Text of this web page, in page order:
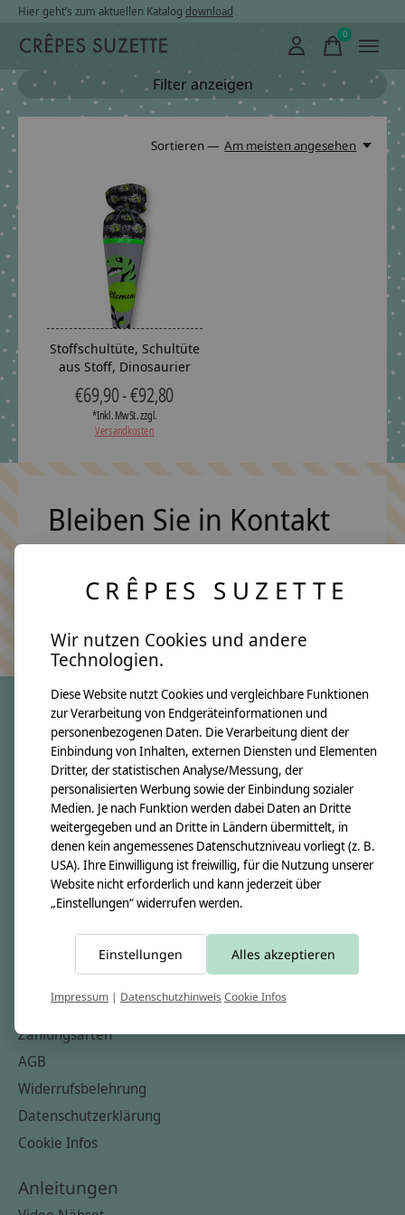
Hier geht’s zum aktuellen Katalog download
0items
Filter anzeigen
Sortieren — Am meisten angesehen
Stoffschultüte, Schultüte
aus Stoff, Dinosaurier
€69,90 - €92,80
*Inkl. MwSt. zzgl.
Versandkosten
Bleiben Sie in Kontakt
crêpes suzette
Über uns
Unsere Creppies
Nähkästchen
Unsere Stoffe
Impressum
Versandkosten & Rücksendungen
Zahlungsarten
AGB
Widerrufsbelehrung
Datenschutzerklärung
Cookie Infos
Anleitungen
CRÊPES SUZETTE
Wir nutzen Cookies und andere
Technologien.
Diese Website nutzt Cookies und vergleichbare Funktionen
zur Verarbeitung von Endgeräteinformationen und
personenbezogenen Daten. Die Verarbeitung dient der
Einbindung von Inhalten, externen Diensten und Elementen
Dritter, der statistischen Analyse/Messung, der
personalisierten Werbung sowie der Einbindung sozialer
Medien. Je nach Funktion werden dabei Daten an Dritte
weitergegeben und an Dritte in Ländern übermittelt, in
denen kein angemessenes Datenschutzniveau vorliegt (z. B.
USA). Ihre Einwilligung ist freiwillig, für die Nutzung unserer
Website nicht erforderlich und kann jederzeit über
„Einstellungen“ widerrufen werden.
Einstellungen Alles akzeptieren
Impressum | DatenschutzhinweisCookie Infos